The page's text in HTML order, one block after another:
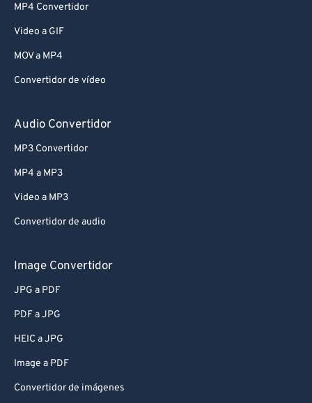
MP4 Convertidor
Video a GIF
MOV a MP4
Convertidor de vídeo
Audio Convertidor
MP3 Convertidor
MP4 a MP3
Video a MP3
Convertidor de audio
Image Convertidor
JPG a PDF
PDF a JPG
HEIC a JPG
Image a PDF
Convertidor de imágenes